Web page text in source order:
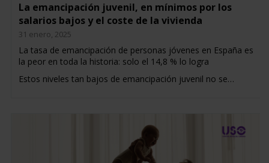
La emancipación juvenil, en mínimos por los
salarios bajos y el coste de la vivienda
31 enero, 2025
La tasa de emancipación de personas jóvenes en España es
la peor en toda la historia: solo el 14,8 % lo logra
Estos niveles tan bajos de emancipación juvenil no se…